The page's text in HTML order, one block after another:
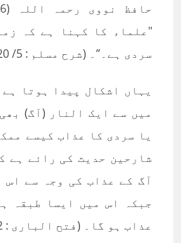
"علماء کا کہنا ہے کہ
سردی ہے۔”۔ (شرح مسلم : 5/ 120)
یہاں اشکال پیدا ہوتا
میں سے ایک النار (آگ)
یا سردی کا عذاب کیسے
شارحین حدیث کی رائے ہے
آگ کے عذاب کی وجہ سے اس
جبکہ اس میں ایسا طبقہ
عذاب ہو گا۔ (فتح الباری : 2/ 19)